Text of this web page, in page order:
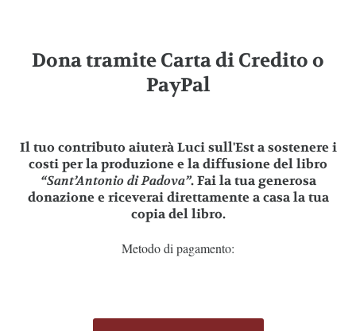
Dona tramite Carta di Credito o
PayPal
Il tuo contributo aiuterà Luci sull'Est a sostenere i
costi per la produzione e la diffusione del libro
“Sant’Antonio di Padova”. Fai la tua generosa
donazione e riceverai direttamente a casa la tua
copia del libro.
Metodo di pagamento: